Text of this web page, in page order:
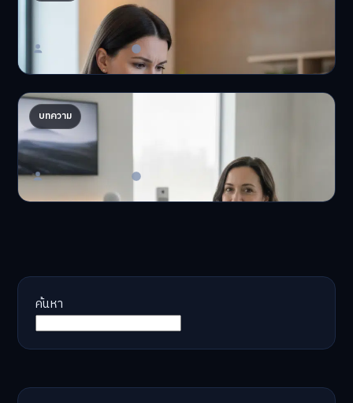
ให้พัง
'เงินดิจิทัล 2.0' มาแล…
Master Bussiness 23 มิถุนายน 2026
บทความ
AI จัดพอร์ตให้ปัง! เทรนด์ลงทุนยุคใหม่ ไม่ต้องเฝ้า
จอ
AI จัดพอร์ตให้ปัง! หมด…
Master Bussiness 23 มิถุนายน 2026
ค้นหา